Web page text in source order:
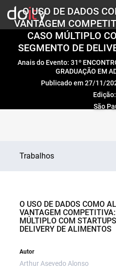
O USO DE DADOS
VANTAGEM
CASO MÚLTIPLO
SEGMENTO DE
Anais do Evento: 31º
GRADUAÇÃO EM
Publicado em 27/11/
São
Trabalhos
O USO DE DADOS COMO
VANTAGEM
MÚLTIPLO COM
DELIVERY DE ALIMENTOS
Autor
Arthur Asevedo Alonso